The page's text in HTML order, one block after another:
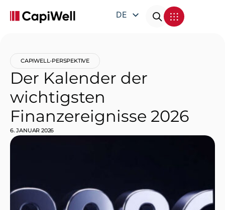
DE
CAPIWELL-PERSPEKTIVE
Der Kalender der
wichtigsten
Finanzereignisse 2026
6. JANUAR 2026